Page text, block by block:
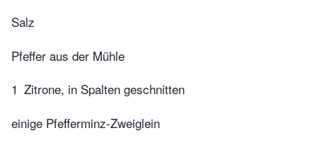
Salz
Pfeffer aus der Mühle
1 Zitrone, in Spalten geschnitten
einige Pfefferminz-Zweiglein